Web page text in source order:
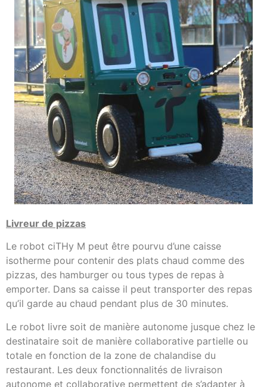
Livreur de pizzas
Le robot ciTHy M peut être pourvu d’une caisse
isotherme pour contenir des plats chaud comme des
pizzas, des hamburger ou tous types de repas à
emporter. Dans sa caisse il peut transporter des repas
qu’il garde au chaud pendant plus de 30 minutes.
Le robot livre soit de manière autonome jusque chez le
destinataire soit de manière collaborative partielle ou
totale en fonction de la zone de chalandise du
restaurant. Les deux fonctionnalités de livraison
autonome et collaborative permettent de s’adapter à